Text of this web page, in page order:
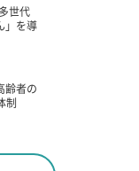
世代
」を導
齢者の
制